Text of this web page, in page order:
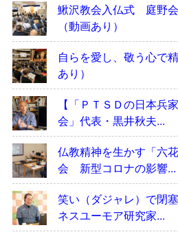
鰍沢教会入仏式 庭野
（動画あり）
自らを愛し、敬う心で
あり）
【「ＰＴＳＤの日本兵
会」代表・黒井秋夫...
仏教精神を生かす「六
会 新型コロナの影響...
笑い（ダジャレ）で閉
ネスユーモア研究家...